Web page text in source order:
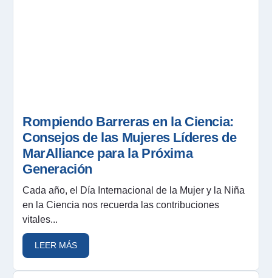
Rompiendo Barreras en la Ciencia:
Consejos de las Mujeres Líderes de
MarAlliance para la Próxima
Generación
Cada año, el Día Internacional de la Mujer y la Niña
en la Ciencia nos recuerda las contribuciones
vitales...
LEER MÁS